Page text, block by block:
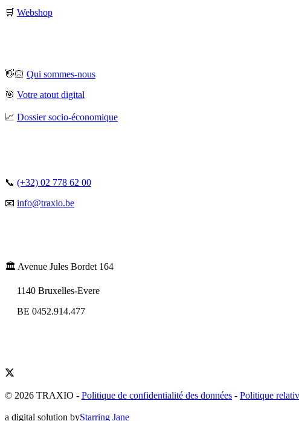
🛒 Webshop
👋🏻 Qui sommes-nous
🎯 Votre atout digital
📈 Dossier socio-économique
📞 (+32) 02 778 62 00
📧 info@traxio.be
🏛️ Avenue Jules Bordet 164
1140 Bruxelles-Evere
BE 0452.914.477
© 2026 TRAXIO - Politique de confidentialité des données - Politique
a digital solution byStarring Jane